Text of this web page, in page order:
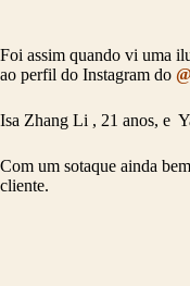
Foi assim quando vi uma
ao perfil do Instagram do
Isa Zhang Li , 21 anos, e
Com um sotaque ainda
cliente.